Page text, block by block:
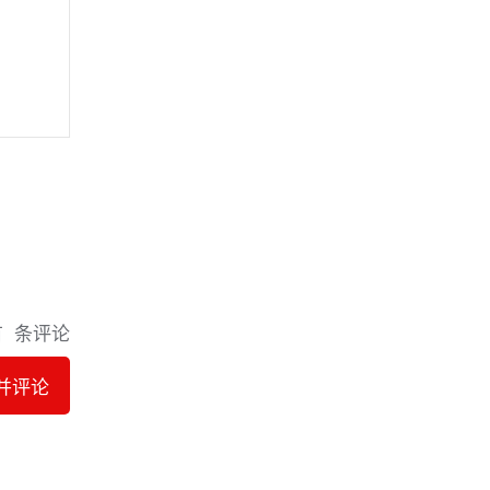
条评论
评论